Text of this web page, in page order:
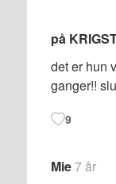
på
det er hun
ganger!!
9
Mie7 år